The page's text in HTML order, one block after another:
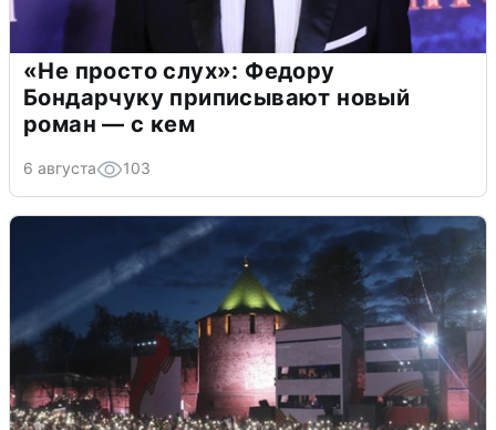
«Не просто слух»: Федору
Бондарчуку приписывают новый
роман — с кем
6 августа 103